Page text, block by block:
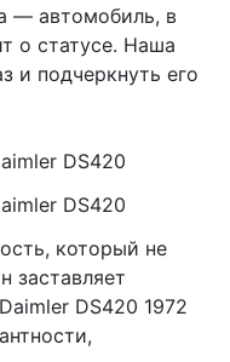
— автомобиль, в
о статусе. Наша
и подчеркнуть его
DS420
DS420
который не
заставляет
DS420 1972